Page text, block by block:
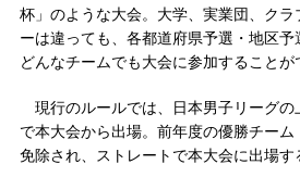
杯」のような大会。大学、実業団、クラ
ーは違っても、各都道府県予選・地区
どんなチームでも大会に参加することが
現行のルールでは、日本男子リーグの
で本大会から出場。前年度の優勝チー
免除され、ストレートで本大会に出場す